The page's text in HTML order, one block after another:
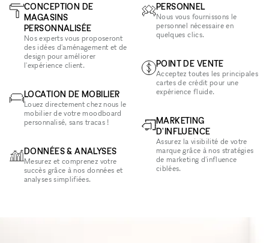
CONCEPTION DE
MAGASINS
PERSONNALISÉE
Nos experts vous proposeront
des idées d'aménagement et de
design pour améliorer
l'expérience client.
LOCATION DE MOBILIER
Louez directement chez nous le
mobilier de votre moodboard
personnalisé, sans tracas !
DONNÉES & ANALYSES
Mesurez et comprenez votre
succès grâce à nos données et
analyses simplifiées.
PERSONNEL
Nous vous fournissons le
personnel nécessaire en
quelques clics.
POINT DE VENTE
Acceptez toutes les principales
cartes de crédit pour une
expérience fluide.
MARKETING
D'INFLUENCE
Assurez la visibilité de votre
marque grâce à nos stratégies
de marketing d'influence
ciblées.